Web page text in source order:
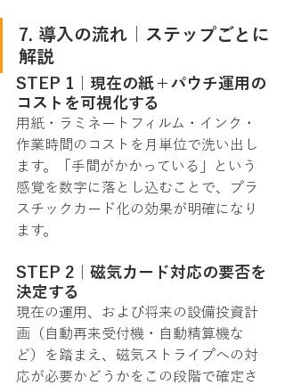
7. 導入の流れ｜ステップごとに
解説
STEP 1｜現在の紙＋パウチ運用の
コストを可視化する
用紙・ラミネートフィルム・インク・
作業時間のコストを月単位で洗い出し
ます。「手間がかかっている」という
感覚を数字に落とし込むことで、プラ
スチックカード化の効果が明確になり
ます。
STEP 2｜磁気カード対応の要否を
決定する
現在の運用、および将来の設備投資計
画（自動再来受付機・自動精算機な
ど）を踏まえ、磁気ストライプへの対
応が必要かどうかをこの段階で確定さ